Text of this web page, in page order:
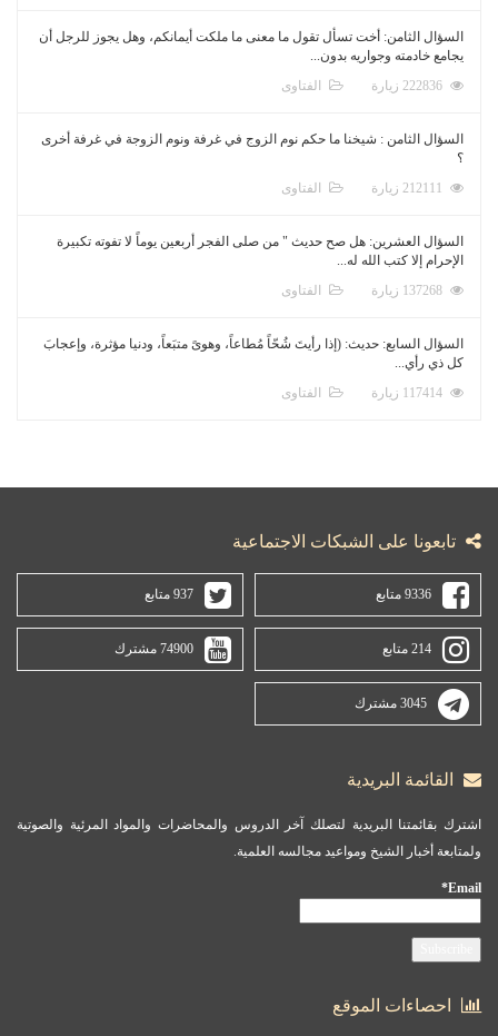
السؤال الثامن: أخت تسأل تقول ما معنى ما ملكت أيمانكم، وهل يجوز للرجل أن
يجامع خادمته وجواريه بدون...
الفتاوى
السؤال الثامن : شيخنا ما حكم نوم الزوج في غرفة ونوم الزوجة في غرفة أخرى
؟
الفتاوى
السؤال العشرين: هل صح حديث " من صلى الفجر أربعين يوماً لا تفوته تكبيرة
الإحرام إلا كتب الله له...
الفتاوى
السؤال السابع: حديث: (إذا رأيتَ شُحّاً مُطاعاً، وهوىً متبَعاً، ودنيا مؤثرة، وإعجابَ
كل ذي رأي...
الفتاوى
تابعونا على الشبكات الاجتماعية
9336 متابع 937 متابع
214 متابع 74900 مشترك
3045 مشترك
القائمة البريدية
اشترك بقائمتنا البريدية لتصلك آخر الدروس والمحاضرات والمواد المرئية والصوتية
ولمتابعة أخبار الشيخ ومواعيد مجالسه العلمية.
Email*
احصاءات الموقع